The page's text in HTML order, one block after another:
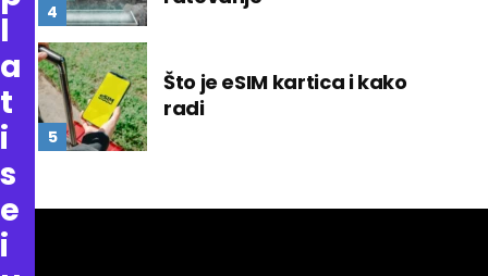
Što je eSIM kartica i kako
radi
l
a
t
i
s
e
i